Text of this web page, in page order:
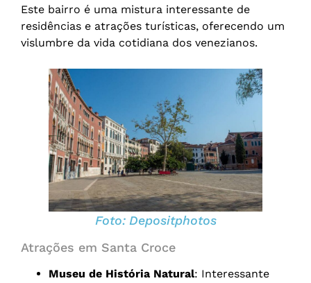
Este bairro é uma mistura interessante de
residências e atrações turísticas, oferecendo um
vislumbre da vida cotidiana dos venezianos.
Foto: Depositphotos
Atrações em Santa Croce
Museu de História Natural: Interessante